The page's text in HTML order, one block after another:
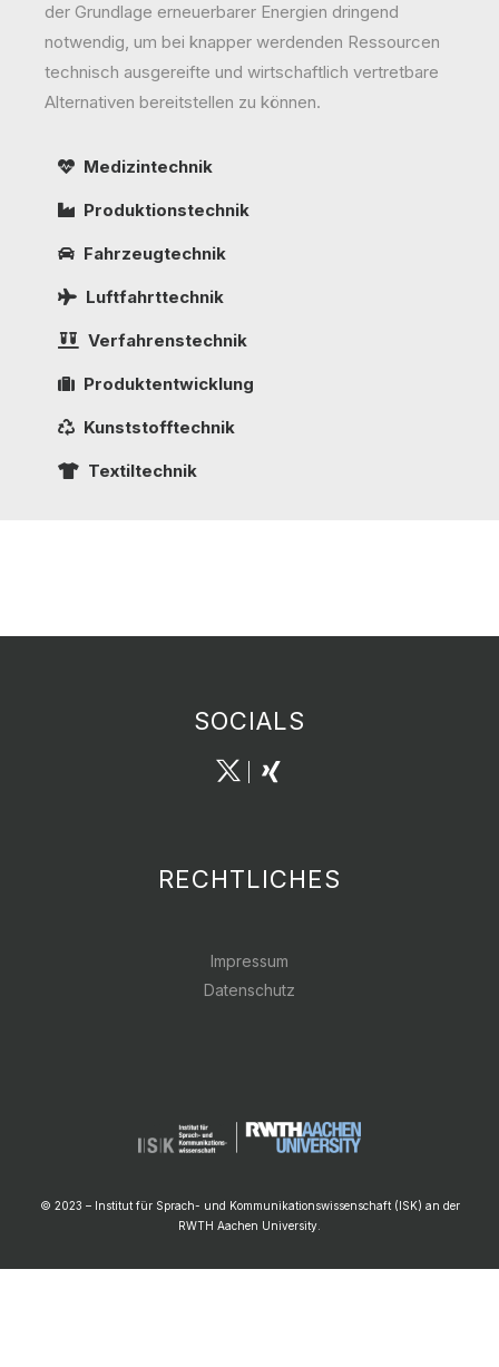
der Grundlage erneuerbarer Energien dringend
notwendig, um bei knapper werdenden Ressourcen
technisch ausgereifte und wirtschaftlich vertretbare
Alternativen bereitstellen zu können.
Medizintechnik
Produktionstechnik
Fahrzeugtechnik
Luftfahrttechnik
Verfahrenstechnik
Produktentwicklung
Kunststofftechnik
Textiltechnik
SOCIALS
RECHTLICHES
Impressum
Datenschutz
© 2023 – Institut für Sprach- und Kommunikationswissenschaft (ISK) an der
RWTH Aachen University.